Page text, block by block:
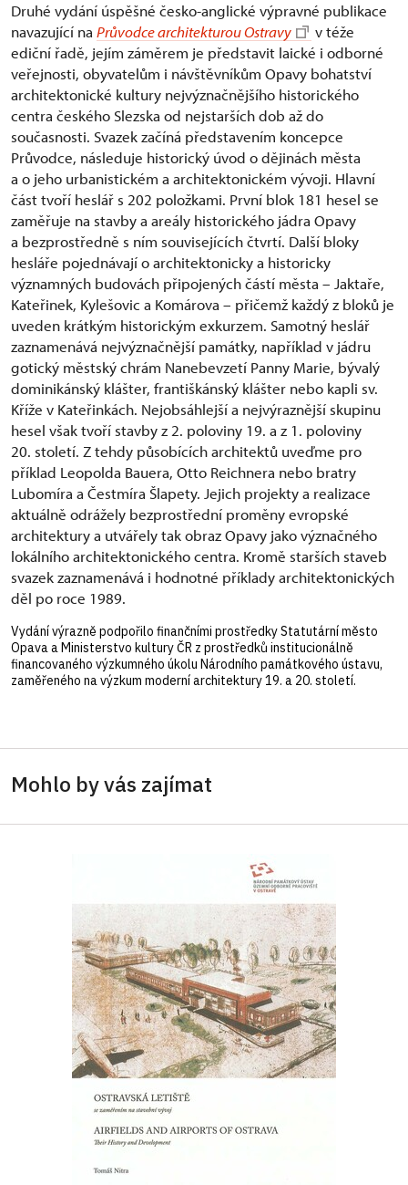
Druhé vydání úspěšné česko-anglické výpravné publikace
navazující na Průvodce architekturou Ostravy
v téže
ediční řadě, jejím záměrem je představit laické i odborné
veřejnosti, obyvatelům i návštěvníkům Opavy bohatství
architektonické kultury nejvýznačnějšího historického
centra českého Slezska od nejstarších dob až do
současnosti. Svazek začíná představením koncepce
Průvodce, následuje historický úvod o dějinách města
a o jeho urbanistickém a architektonickém vývoji. Hlavní
část tvoří heslář s 202 položkami. První blok 181 hesel se
zaměřuje na stavby a areály historického jádra Opavy
a bezprostředně s ním souvisejících čtvrtí. Další bloky
hesláře pojednávají o architektonicky a historicky
významných budovách připojených částí města – Jaktaře,
Kateřinek, Kylešovic a Komárova – přičemž každý z bloků je
uveden krátkým historickým exkurzem. Samotný heslář
zaznamenává nejvýznačnější památky, například v jádru
gotický městský chrám Nanebevzetí Panny Marie, bývalý
dominikánský klášter, františkánský klášter nebo kapli sv.
Kříže v Kateřinkách. Nejobsáhlejší a nejvýraznější skupinu
hesel však tvoří stavby z 2. poloviny 19. a z 1. poloviny
20. století. Z tehdy působících architektů uveďme pro
příklad Leopolda Bauera, Otto Reichnera nebo bratry
Lubomíra a Čestmíra Šlapety. Jejich projekty a realizace
aktuálně odrážely bezprostřední proměny evropské
architektury a utvářely tak obraz Opavy jako význačného
lokálního architektonického centra. Kromě starších staveb
svazek zaznamenává i hodnotné příklady architektonických
děl po roce 1989.
Vydání výrazně podpořilo finančními prostředky Statutární město
Opava a Ministerstvo kultury ČR z prostředků institucionálně
financovaného výzkumného úkolu Národního památkového ústavu,
zaměřeného na výzkum moderní architektury 19. a 20. století.
Mohlo by vás zajímat